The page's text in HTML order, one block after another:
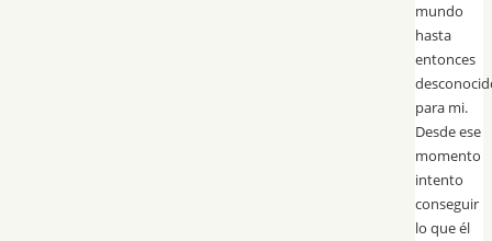
mundo
hasta
entonces
para mi.
Desde ese
momento
intento
conseguir
lo que él